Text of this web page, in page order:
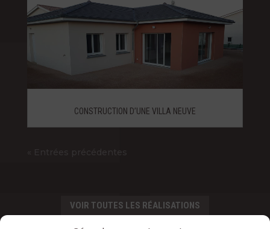
CONSTRUCTION D’UNE VILLA NEUVE
« Entrées précédentes
VOIR TOUTES LES RÉALISATIONS